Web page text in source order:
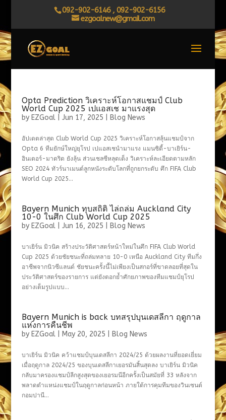
092-902-6146 , 092-902-6156
ezgoalnew@gmail.com
Opta Prediction วิเคราะห์โอกาสแชมป์ Club
World Cup 2025 เปแอสเช มาแรงสุด
by EZGoal| Jun 17, 2025 Blog News
อัปเดตล่าสุด Club World Cup 2025 วิเคราะห์โอกาสลุ้นแชมป์จาก
Opta 6 ทีมยักษ์ใหญ่ยุโรป เปแอสเชนำมาแรง แมนซิตี้-บาเยิร์น-
อินเตอร์-มาดริด ยังลุ้น ส่วนเชลซีหลุดเต็ง วิเคราะห์ละเอียดตามหลัก
SEO 2024 ทัวร์นาเมนต์ลูกหนังระดับโลกที่ถูกยกระดับ ศึก FIFA Club
World Cup 2025...
Bayern Munich ทุบสถิติ ไล่ถล่ม Auckland City
10-0 ในศึก Club World Cup 2025
by EZGoal| Jun 16, 2025 Blog News
บาเยิร์น มิวนิค สร้างประวัติศาสตร์หน้าใหม่ในศึก FIFA Club World
Cup 2025 ด้วยชัยชนะที่ถล่มทลาย 10-0 เหนือ Auckland City ทีมกึ่ง
อาชีพจากนิวซีแลนด์ ชัยชนะครั้งนี้ไม่เพียงเป็นสกอร์ที่ขาดลอยที่สุดใน
ประวัติศาสตร์ของรายการ แต่ยังตอกย้ำศักยภาพของทีมแชมป์ยุโรป
อย่างเต็มรูปแบบ...
Bayern Munich is back บทสรุปบุนเดสลีกา ฤดูกาล
แห่งการคืนชีพ
by EZGoal| May 20, 2025 Blog News
บาเยิร์น มิวนิค คว้าแชมป์บุนเดสลีกา 2024/25 ด้วยผลงานที่ยอดเยี่ยม
เมื่อฤดูกาล 2024/25 ของบุนเดสลีกาเยอรมันสิ้นสุดลง บาเยิร์น มิวนิค
กลับมาครองแชมป์ลีกสูงสุดของเยอรมนีอีกครั้งเป็นสมัยที่ 33 หลังจาก
พลาดตำแหน่งแชมป์ในฤดูกาลก่อนหน้า ภายใต้การคุมทีมของวินเซนต์
กอมปานี...